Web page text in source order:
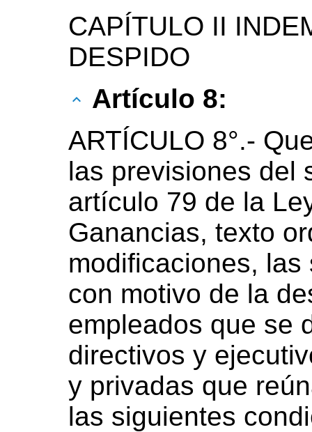
CAPÍTULO II
DESPIDO
Artículo 8:
ARTÍCULO 8°.-
las previsiones del
artículo 79 de la
Ganancias, texto
modificaciones,
con motivo de la
empleados que se
directivos y
y privadas que
las siguientes